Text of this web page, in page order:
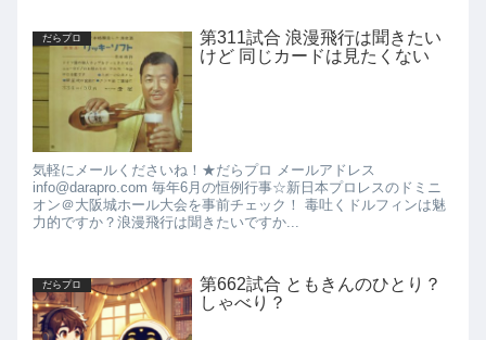
だらプロ
第311試合 浪漫飛行は聞きたい
けど 同じカードは見たくない
気軽にメールくださいね！★だらプロ メールアドレス
info@darapro.com 毎年6月の恒例行事☆新日本プロレスのドミニ
オン＠大阪城ホール大会を事前チェック！ 毒吐くドルフィンは魅
力的ですか？浪漫飛行は聞きたいですか...
だらプロ
第662試合 ともきんのひとり？
しゃべり？